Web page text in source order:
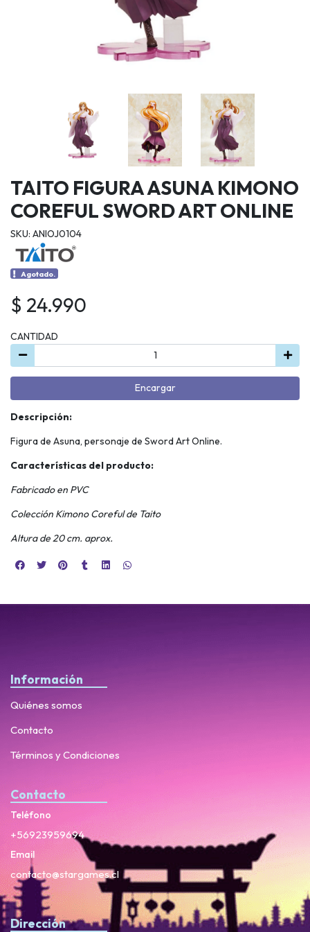
TAITO FIGURA ASUNA KIMONO
COREFUL SWORD ART ONLINE
SKU: ANIOJ0104
Agotado.
$ 24.990
CANTIDAD
Encargar
Descripción:
Figura de Asuna, personaje de Sword Art Online.
Características del producto:
Fabricado en PVC
Colección Kimono Coreful de Taito
Altura de 20 cm. aprox.
Información
Quiénes somos
Contacto
Términos y Condiciones
Contacto
Teléfono
+56923959694
Email
contacto@stargames.cl
Dirección